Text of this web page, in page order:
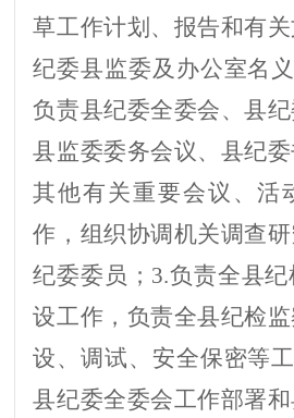
草工作计划、报告和有
纪委县监委及办公室名
负责县纪委全委会、县
县监委委务会议、县纪
其他有关重要会议 、活
作，组织协调机关调查
纪委委员； 3.负责全县纪
设工作 ， 负责全县纪检
设、调试、安全保密等
县纪委全委会工作部署